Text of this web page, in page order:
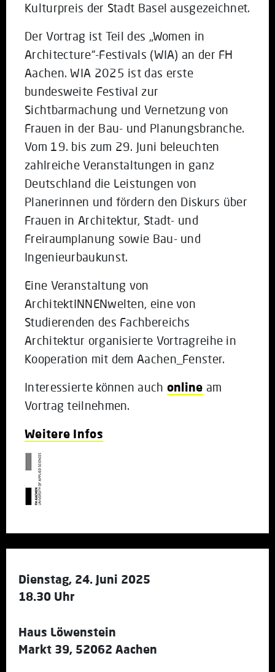
Kulturpreis der Stadt Basel ausgezeichnet.
Der Vortrag ist Teil des „Women in
Architecture“-Festivals (WIA) an der FH
Aachen. WIA 2025 ist das erste
bundesweite Festival zur
Sichtbarmachung und Vernetzung von
Frauen in der Bau- und Planungsbranche.
Vom 19. bis zum 29. Juni beleuchten
zahlreiche Veranstaltungen in ganz
Deutschland die Leistungen von
Planerinnen und fördern den Diskurs über
Frauen in Architektur, Stadt- und
Freiraumplanung sowie Bau- und
Ingenieurbaukunst.
Eine Veranstaltung von
ArchitektINNENwelten, eine von
Studierenden des Fachbereichs
Architektur organisierte Vortragreihe in
Kooperation mit dem Aachen_Fenster.
Interessierte können auch online am
Vortrag teilnehmen.
Weitere Infos
Dienstag, 24. Juni 2025
18.30 Uhr
Haus Löwenstein
Markt 39, 52062 Aachen